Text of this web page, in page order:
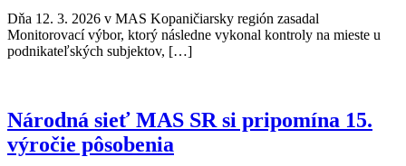
Dňa 12. 3. 2026 v MAS Kopaničiarsky región zasadal
Monitorovací výbor, ktorý následne vykonal kontroly na mieste u
podnikateľských subjektov, […]
Národná sieť MAS SR si pripomína 15.
výročie pôsobenia